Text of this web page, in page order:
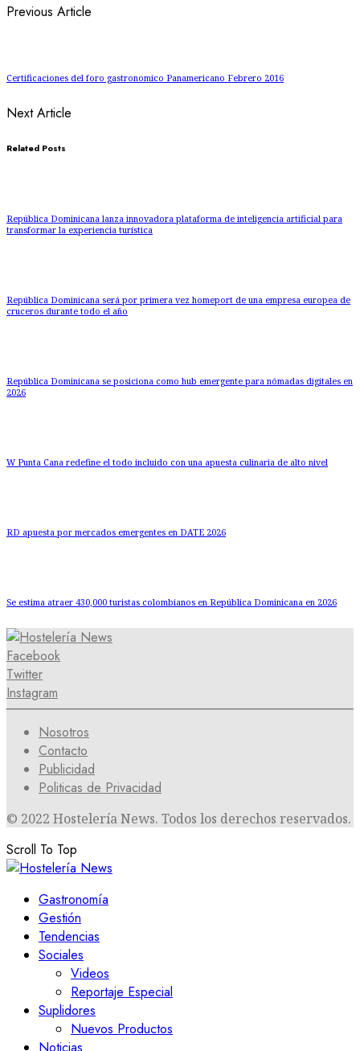
Previous Article
Certificaciones del foro gastronomico Panamericano Febrero 2016
Next Article
Related Posts
República Dominicana lanza innovadora plataforma de inteligencia artificial para
transformar la experiencia turística
República Dominicana será por primera vez homeport de una empresa europea de
cruceros durante todo el año
República Dominicana se posiciona como hub emergente para nómadas digitales en
2026
W Punta Cana redefine el todo incluido con una apuesta culinaria de alto nivel
RD apuesta por mercados emergentes en DATE 2026
Se estima atraer 430,000 turistas colombianos en República Dominicana en 2026
Facebook
Twitter
Instagram
Nosotros
Contacto
Publicidad
Politicas de Privacidad
© 2022 Hostelería News. Todos los derechos reservados.
Scroll To Top
Gastronomía
Gestión
Tendencias
Sociales
Videos
Reportaje Especial
Suplidores
Nuevos Productos
Noticias